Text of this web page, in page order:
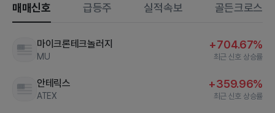
매매신호 급등주 실적속보 골든크로스
마이크론테크놀러지
MU
+704.67%
최근 신호 상승률
안테릭스
ATEX
+359.96%
최근 신호 상승률